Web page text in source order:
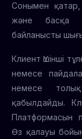
Сонымен қатар,
және басқа
байланысты
Клиент Үшінші
немесе
немесе
қабылдайды.
Платформасын
Өз қалауы